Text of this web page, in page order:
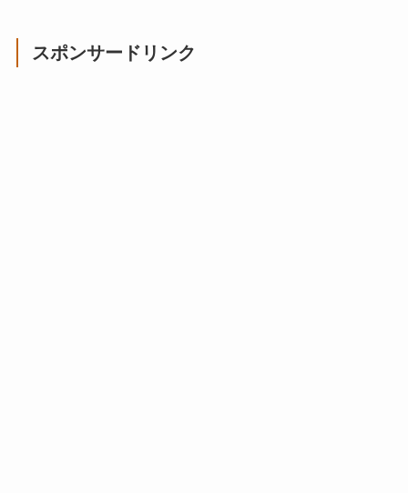
スポンサードリンク